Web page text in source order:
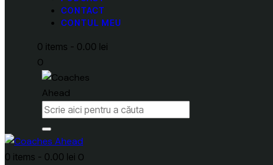
CONTACT
CONTUL MEU
0 items - 0.00 lei
0
0 items - 0.00 lei 0